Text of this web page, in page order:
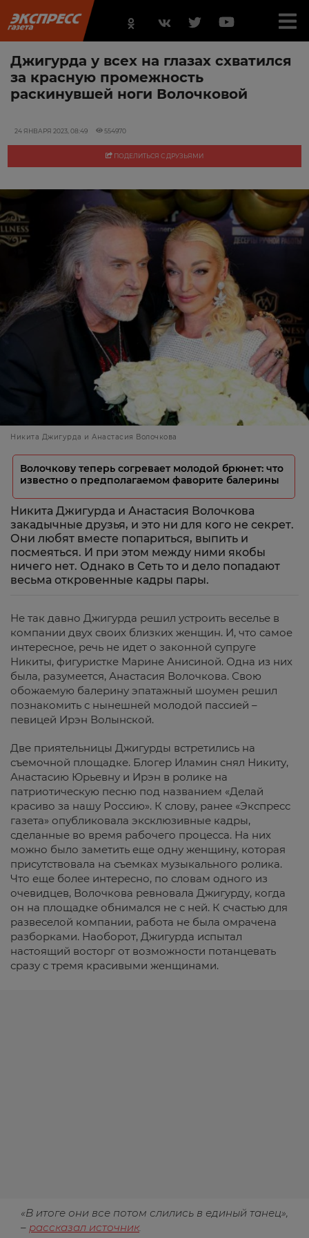
Джигурда у всех на глазах схватился
за красную промежность
раскинувшей ноги Волочковой
24 ЯНВАРЯ 2023, 08:49 554970
ПОДЕЛИТЬСЯ С ДРУЗЬЯМИ
Никита Джигурда и Анастасия Волочкова
Волочкову теперь согревает молодой брюнет: что
известно о предполагаемом фаворите балерины
Никита Джигурда и Анастасия Волочкова
закадычные друзья, и это ни для кого не секрет.
Они любят вместе попариться, выпить и
посмеяться. И при этом между ними якобы
ничего нет. Однако в Сеть то и дело попадают
весьма откровенные кадры пары.
Не так давно Джигурда решил устроить веселье в
компании двух своих близких женщин. И, что самое
интересное, речь не идет о законной супруге
Никиты, фигуристке Марине Анисиной. Одна из них
была, разумеется, Анастасия Волочкова. Свою
обожаемую балерину эпатажный шоумен решил
познакомить с нынешней молодой пассией –
певицей Ирэн Волынской.
Две приятельницы Джигурды встретились на
съемочной площадке. Блогер Иламин снял Никиту,
Анастасию Юрьевну и Ирэн в ролике на
патриотическую песню под названием «Делай
красиво за нашу Россию». К слову, ранее «Экспресс
газета» опубликовала эксклюзивные кадры,
сделанные во время рабочего процесса. На них
можно было заметить еще одну женщину, которая
присутствовала на съемках музыкального ролика.
Что еще более интересно, по словам одного из
очевидцев, Волочкова ревновала Джигурду, когда
он на площадке обнимался не с ней. К счастью для
развеселой компании, работа не была омрачена
разборками. Наоборот, Джигурда испытал
настоящий восторг от возможности потанцевать
сразу с тремя красивыми женщинами.
«В итоге они все потом слились в единый танец»,
– рассказал источник.